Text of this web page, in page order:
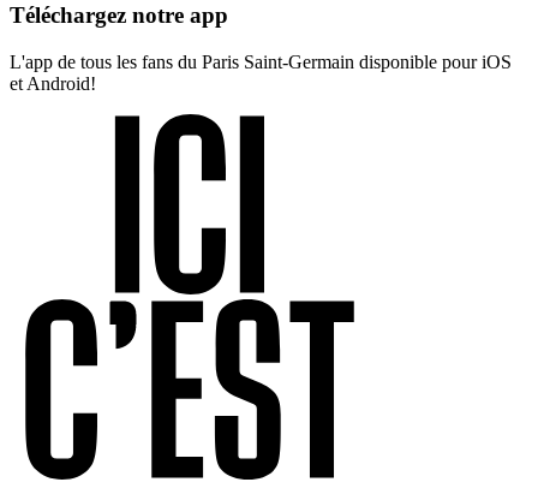
Téléchargez notre app
L'app de tous les fans du Paris Saint-Germain disponible pour iOS
et Android!